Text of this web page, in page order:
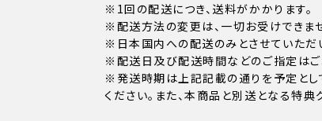
※1回の配送につき、送料がかかります。
※配送方法の変更は、一切お受けできませ
※日本国内への配送のみとさせていただ
※配送日及び配送時間などのご指定はご
※発送時期は上記記載の通りを予定とし
ください。また、本商品と別送となる特